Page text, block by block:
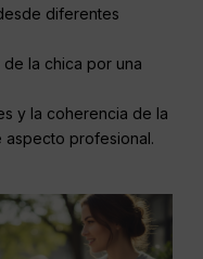
diferentes
la chica por una
y la coherencia de la
profesional.